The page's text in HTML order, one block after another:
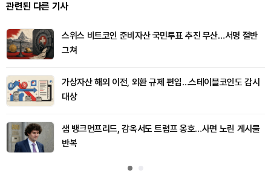
관련된 다른 기사
스위스 비트코인 준비자산 국민투표 추진 무산…서명 절반
그쳐
가상자산 해외 이전, 외환 규제 편입…스테이블코인도 감시
대상
샘 뱅크먼프리드, 감옥서도 트럼프 옹호…사면 노린 게시물
반복